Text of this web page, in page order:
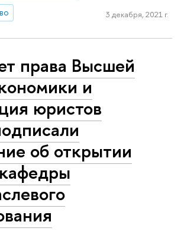
3 декабря, 2021 г.
права Высшей
и
юристов
об открытии